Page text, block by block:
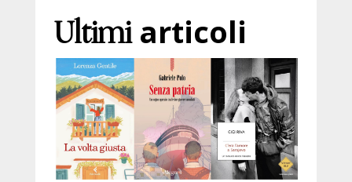
Ultimiarticoli